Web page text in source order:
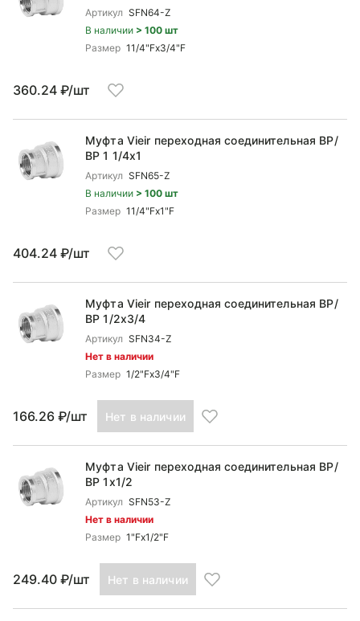
Артикул SFN64-Z
В наличии > 100 шт
Размер 11/4"Fx3/4"F
360.24 ₽/шт
Муфта Vieir переходная соединительная ВР/
ВР 1 1/4x1
Артикул SFN65-Z
В наличии > 100 шт
Размер 11/4"Fx1"F
404.24 ₽/шт
Муфта Vieir переходная соединительная ВР/
ВР 1/2x3/4
Артикул SFN34-Z
Нет в наличии
Размер 1/2"Fx3/4"F
166.26 ₽/шт Нет в наличии
Муфта Vieir переходная соединительная ВР/
ВР 1x1/2
Артикул SFN53-Z
Нет в наличии
Размер 1"Fx1/2"F
249.40 ₽/шт Нет в наличии